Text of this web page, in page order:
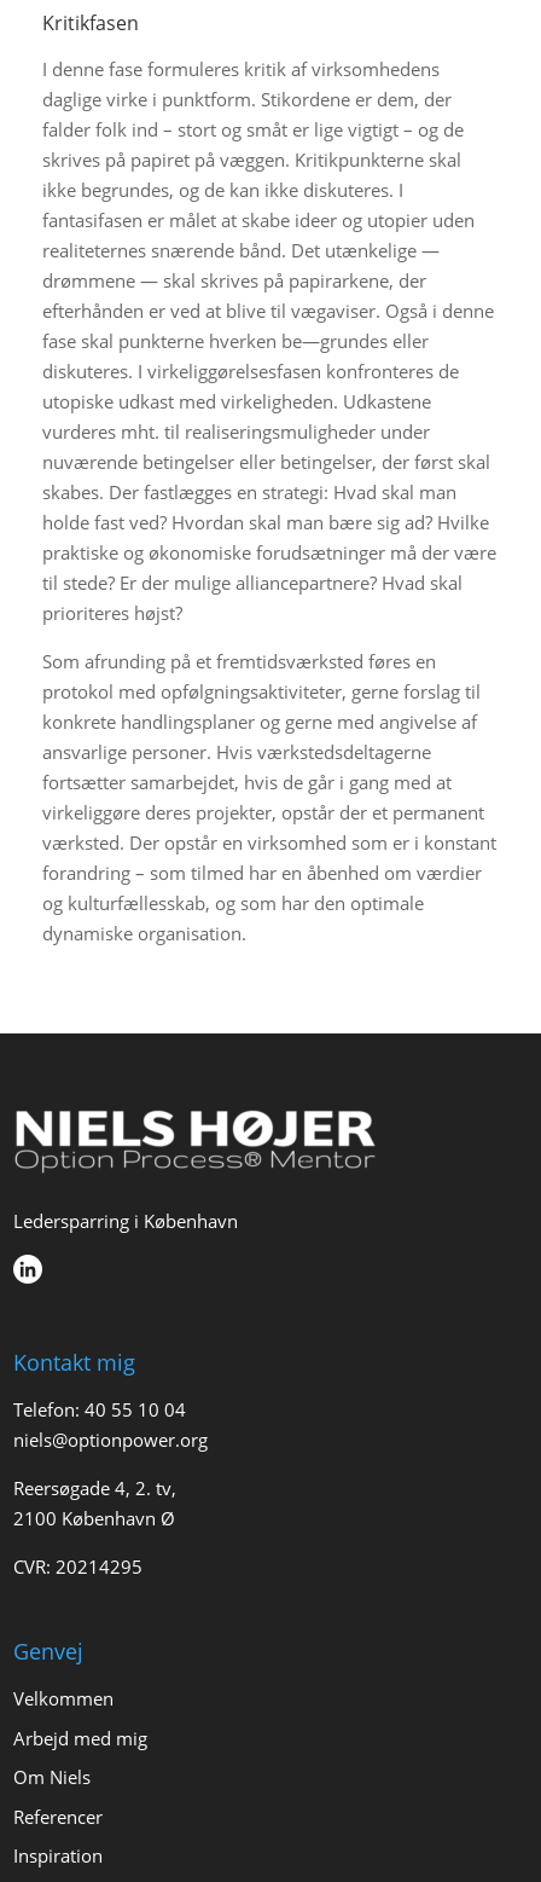
Kritikfasen
I denne fase formuleres kritik af virksomhedens
daglige virke i punktform. Stikordene er dem, der
falder folk ind – stort og småt er lige vigtigt – og de
skrives på papiret på væggen. Kritikpunkterne skal
ikke begrundes, og de kan ikke diskuteres. I
fantasifasen er målet at skabe ideer og utopier uden
realiteternes snærende bånd. Det utænkelige —
drømmene — skal skrives på papirarkene, der
efterhånden er ved at blive til vægaviser. Også i denne
fase skal punkterne hverken be—grundes eller
diskuteres. I virkeliggørelsesfasen konfronteres de
utopiske udkast med virkeligheden. Udkastene
vurderes mht. til realiseringsmuligheder under
nuværende betingelser eller betingelser, der først skal
skabes. Der fastlægges en strategi: Hvad skal man
holde fast ved? Hvordan skal man bære sig ad? Hvilke
praktiske og økonomiske forudsætninger må der være
til stede? Er der mulige alliancepartnere? Hvad skal
prioriteres højst?
Som afrunding på et fremtidsværksted føres en
protokol med opfølgningsaktiviteter, gerne forslag til
konkrete handlingsplaner og gerne med angivelse af
ansvarlige personer. Hvis værkstedsdeltagerne
fortsætter samarbejdet, hvis de går i gang med at
virkeliggøre deres projekter, opstår der et permanent
værksted. Der opstår en virksomhed som er i konstant
forandring – som tilmed har en åbenhed om værdier
og kulturfællesskab, og som har den optimale
dynamiske organisation.
Ledersparring i København
Kontakt mig
Telefon:40 55 10 04
niels@optionpower.org
Reersøgade 4, 2. tv,
2100 København Ø
CVR: 20214295
Genvej
Velkommen
Arbejd med mig
Om Niels
Referencer
Inspiration